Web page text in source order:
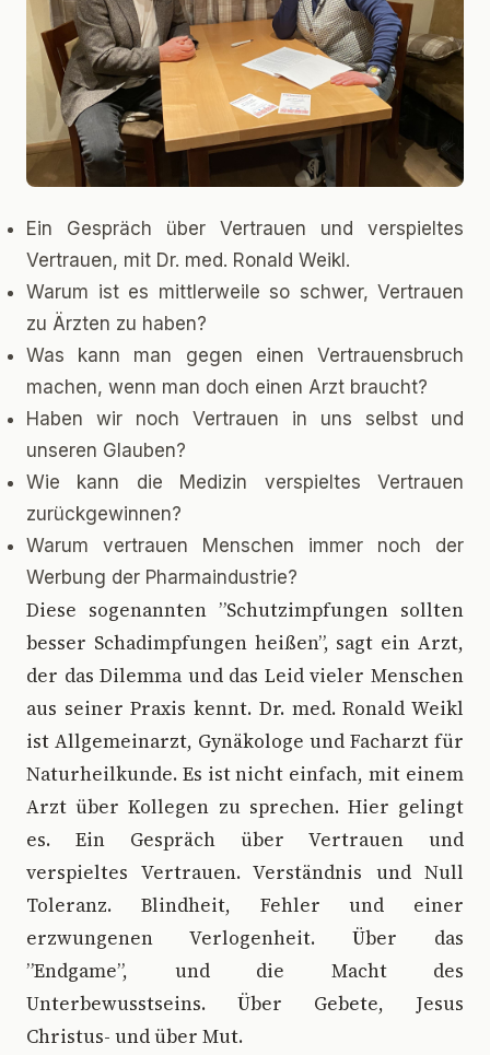
Ein Gespräch über Vertrauen und verspieltes
Vertrauen, mit Dr. med. Ronald Weikl.
Warum ist es mittlerweile so schwer, Vertrauen
zu Ärzten zu haben?
Was kann man gegen einen Vertrauensbruch
machen, wenn man doch einen Arzt braucht?
Haben wir noch Vertrauen in uns selbst und
unseren Glauben?
Wie kann die Medizin verspieltes Vertrauen
zurückgewinnen?
Warum vertrauen Menschen immer noch der
Werbung der Pharmaindustrie?
Diese sogenannten ”Schutzimpfungen sollten
besser Schadimpfungen heißen”, sagt ein Arzt,
der das Dilemma und das Leid vieler Menschen
aus seiner Praxis kennt. Dr. med. Ronald Weikl
ist Allgemeinarzt, Gynäkologe und Facharzt für
Naturheilkunde. Es ist nicht einfach, mit einem
Arzt über Kollegen zu sprechen. Hier gelingt
es. Ein Gespräch über Vertrauen und
verspieltes Vertrauen. Verständnis und Null
Toleranz. Blindheit, Fehler und einer
erzwungenen Verlogenheit. Über das
”Endgame”, und die Macht des
Unterbewusstseins. Über Gebete, Jesus
Christus- und über Mut.